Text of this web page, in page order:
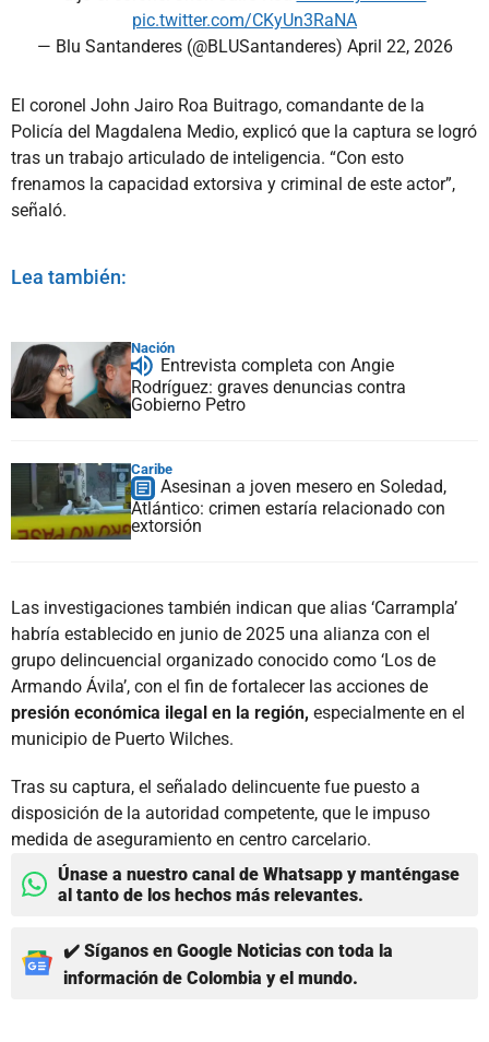
pic.twitter.com/CKyUn3RaNA
— Blu Santanderes (@BLUSantanderes) April 22, 2026
El coronel John Jairo Roa Buitrago, comandante de la
Policía del Magdalena Medio, explicó que la captura se logró
tras un trabajo articulado de inteligencia. “Con esto
frenamos la capacidad extorsiva y criminal de este actor”,
señaló.
Lea también:
Nación
Entrevista completa con Angie
Rodríguez: graves denuncias contra
Gobierno Petro
Caribe
Asesinan a joven mesero en Soledad,
Atlántico: crimen estaría relacionado con
extorsión
Las investigaciones también indican que alias ‘Carrampla’
habría establecido en junio de 2025 una alianza con el
grupo delincuencial organizado conocido como ‘Los de
Armando Ávila’, con el fin de fortalecer las acciones de
presión económica ilegal en la región, especialmente en el
municipio de Puerto Wilches.
Tras su captura, el señalado delincuente fue puesto a
disposición de la autoridad competente, que le impuso
medida de aseguramiento en centro carcelario.
Únase a nuestro canal de Whatsapp y manténgase
al tanto de los hechos más relevantes.
✔️ Síganos en Google Noticias con toda la
información de Colombia y el mundo.